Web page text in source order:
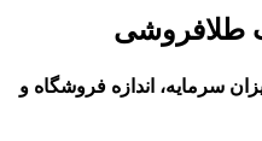
طلافروشی
سرمایه، اندازه فروشگاه و